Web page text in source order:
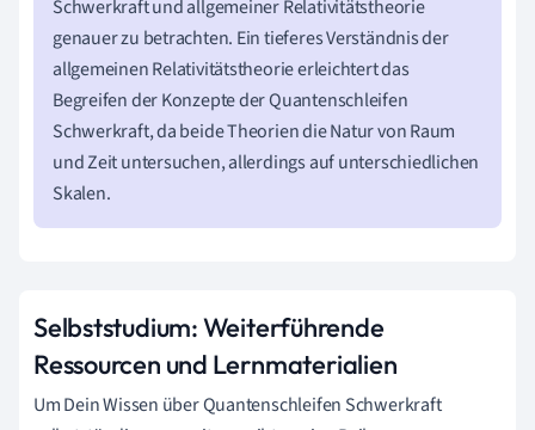
Schwerkraft und allgemeiner Relativitätstheorie
genauer zu betrachten. Ein tieferes Verständnis der
allgemeinen Relativitätstheorie erleichtert das
Begreifen der Konzepte der Quantenschleifen
Schwerkraft, da beide Theorien die Natur von Raum
und Zeit untersuchen, allerdings auf unterschiedlichen
Skalen.
Selbststudium: Weiterführende
Ressourcen und Lernmaterialien
Um Dein Wissen über Quantenschleifen Schwerkraft